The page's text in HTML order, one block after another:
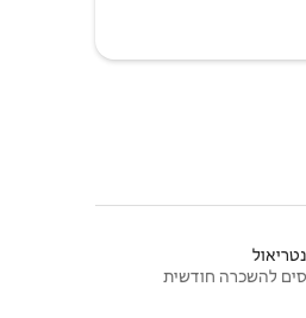
להשכרה חודשית